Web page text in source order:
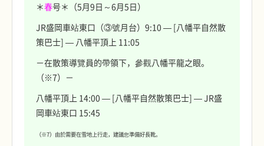
＊春号＊（5月9日～6月5日）
JR盛岡車站東口（③號月台）9:10 — [八幡平自然散
策巴士] — 八幡平頂上 11:05
－在散策導覽員的帶領下，參觀八幡平龍之眼。
（※7）－
八幡平頂上 14:00 — [八幡平自然散策巴士] — JR盛
岡車站東口 15:45
（※7）由於需要在雪地上行走，建議您準備好長靴。